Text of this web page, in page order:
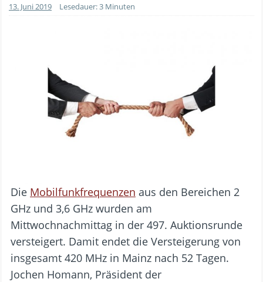
13. Juni 2019 Lesedauer: 3 Minuten
Die Mobilfunkfrequenzen aus den Bereichen 2
GHz und 3,6 GHz wurden am
Mittwochnachmittag in der 497. Auktionsrunde
versteigert. Damit endet die Versteigerung von
insgesamt 420 MHz in Mainz nach 52 Tagen.
Jochen Homann, Präsident der